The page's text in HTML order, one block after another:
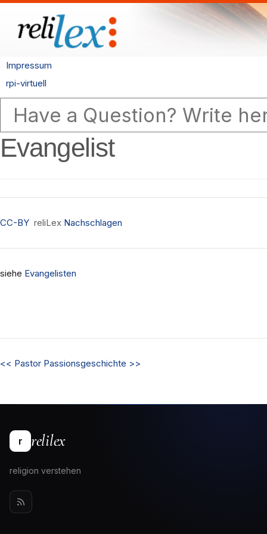
Impressum
rpi-virtuell
Evangelist
CC-BY reliLex Nachschlagen
siehe Evangelisten
<< Pastor Passionsgeschichte >>
r relilex
religion verstehen